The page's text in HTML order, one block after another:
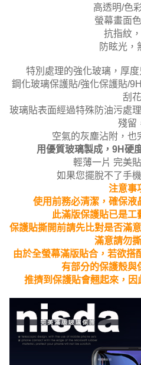
高透明/色
螢幕畫面
抗指紋
防眩光，
特別處理的強化玻璃，厚
鋼化玻璃保護貼/強化保護貼/
刮花
玻璃貼表面經過特殊防油污處
殘留
空氣的灰塵沾附，也
用優質玻璃製成，9H硬
輕薄一片 完美
如果您擺脫不了手
注意事
使用前務必清潔，確保液
此滿版保護貼已是工
保護貼撕開前請先比對是否滿
滿意請勿
由於全螢幕滿版貼合，若欲搭
有部分的保護殼與
推擠到保護貼會翹起來，